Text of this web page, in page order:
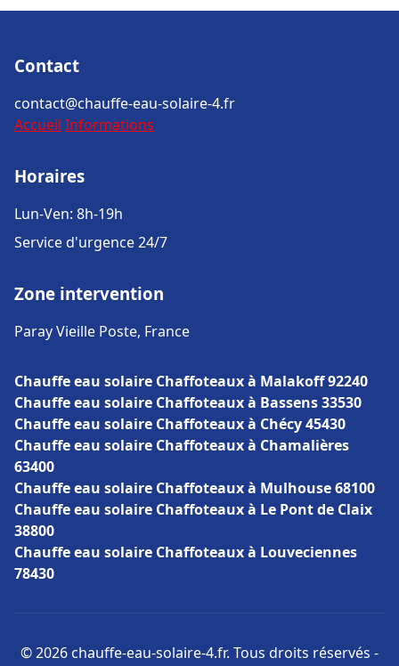
Contact
contact@chauffe-eau-solaire-4.fr
Accueil Informations
Horaires
Lun-Ven: 8h-19h
Service d'urgence 24/7
Zone intervention
Paray Vieille Poste, France
Chauffe eau solaire Chaffoteaux à Malakoff 92240
Chauffe eau solaire Chaffoteaux à Bassens 33530
Chauffe eau solaire Chaffoteaux à Chécy 45430
Chauffe eau solaire Chaffoteaux à Chamalières
63400
Chauffe eau solaire Chaffoteaux à Mulhouse 68100
Chauffe eau solaire Chaffoteaux à Le Pont de Claix
38800
Chauffe eau solaire Chaffoteaux à Louveciennes
78430
© 2026 chauffe-eau-solaire-4.fr. Tous droits réservés -